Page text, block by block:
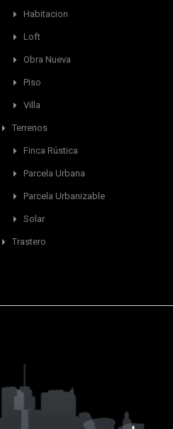
Habitacion
Loft
Obra Nueva
Piso
Villa
Terrenos
Finca Rústica
Parcela Urbana
Parcela Urbanizable
Solar
Trastero